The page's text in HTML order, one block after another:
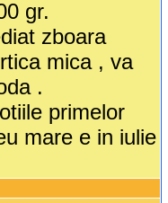
gr.
zboara
mica , va
.
primelor
mare e in iulie